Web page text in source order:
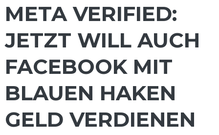
META VERIFIED:
JETZT WILL AUCH
FACEBOOK MIT
BLAUEN HAKEN
GELD VERDIENEN